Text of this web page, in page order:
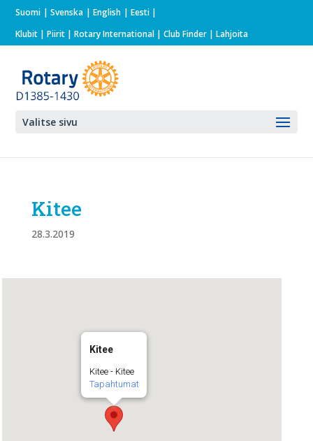
Suomi Svenska English
Eesti
Klubit |Piirit |Rotary International | Club Finder | Lahjoita
Valitse sivu
Kitee
28.3.2019
Kitee
Kitee - Kitee
Tapahtumat